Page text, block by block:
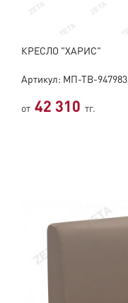
КРЕСЛО "ХАРИС"
Артикул: МП-ТВ-947983
от 42 310 тг.